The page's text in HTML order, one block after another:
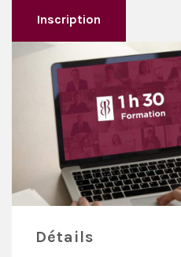
Inscription
Détails